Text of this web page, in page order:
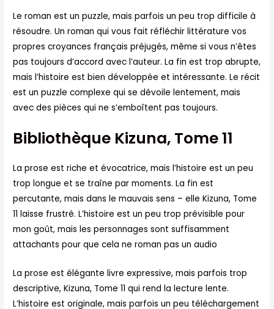
Le roman est un puzzle, mais parfois un peu trop difficile à
résoudre. Un roman qui vous fait réfléchir littérature vos
propres croyances français préjugés, même si vous n’êtes
pas toujours d’accord avec l’auteur. La fin est trop abrupte,
mais l’histoire est bien développée et intéressante. Le récit
est un puzzle complexe qui se dévoile lentement, mais
avec des pièces qui ne s’emboîtent pas toujours.
Bibliothèque Kizuna, Tome 11
La prose est riche et évocatrice, mais l’histoire est un peu
trop longue et se traîne par moments. La fin est
percutante, mais dans le mauvais sens – elle Kizuna, Tome
11 laisse frustré. L’histoire est un peu trop prévisible pour
mon goût, mais les personnages sont suffisamment
attachants pour que cela ne roman pas un audio
La prose est élégante livre expressive, mais parfois trop
descriptive, Kizuna, Tome 11 qui rend la lecture lente.
L’histoire est originale, mais parfois un peu téléchargement